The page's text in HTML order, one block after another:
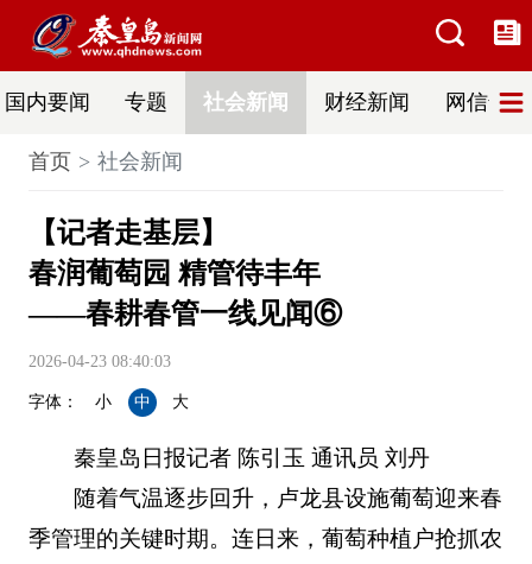
国内要闻 专题 社会新闻 财经新闻 网信普法
首页 社会新闻
【记者走基层】
春润葡萄园 精管待丰年
——春耕春管一线见闻⑥
2026-04-23 08:40:03
字体： 小 中 大
秦皇岛日报记者 陈引玉 通讯员 刘丹
随着气温逐步回升，卢龙县设施葡萄迎来春
季管理的关键时期。连日来，葡萄种植户抢抓农